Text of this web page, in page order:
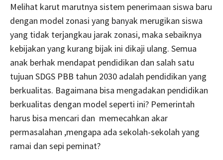
Melihat karut marutnya sistem penerimaan siswa baru
dengan model zonasi yang banyak merugikan siswa
yang tidak terjangkau jarak zonasi, maka sebaiknya
kebijakan yang kurang bijak ini dikaji ulang. Semua
anak berhak mendapat pendidikan dan salah satu
tujuan SDGS PBB tahun 2030 adalah pendidikan yang
berkualitas. Bagaimana bisa mengadakan pendidikan
berkualitas dengan model seperti ini? Pemerintah
harus bisa mencari dan memecahkan akar
permasalahan ,mengapa ada sekolah-sekolah yang
ramai dan sepi peminat?